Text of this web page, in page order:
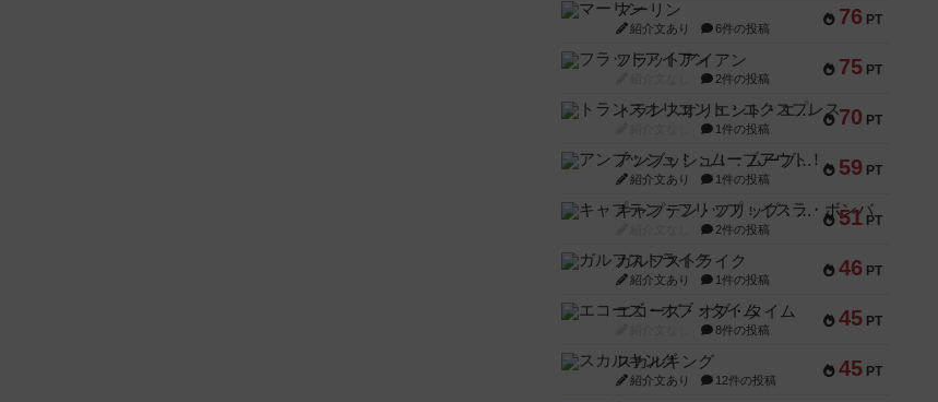
76 PT
マーリン
紹介文あり 6件の投稿
75 PT
フラットアイアン
2件の投稿
70 PT
トランスオリエント・エクスプレス
1件の投稿
59 PT
アンブッシュ！：ムーブアウト！
紹介文あり 1件の投稿
51 PT
キャプテン・フリップ：イスラ・ボンバ
2件の投稿
46 PT
ガルフストライク
紹介文あり 1件の投稿
45 PT
エコーズ・オブ・タイム
8件の投稿
45 PT
スカルキング
紹介文あり 12件の投稿